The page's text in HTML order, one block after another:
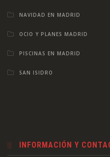
NAVIDAD EN MADRID
OCIO Y PLANES MADRID
PISCINAS EN MADRID
SAN ISIDRO
INFORMACIÓN Y